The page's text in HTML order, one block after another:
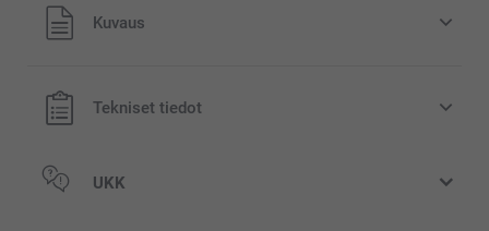
Kaikki hinnat ovat euroina, sisältävät arvonlisäveron ja
eivät sisällä postikuluja.
Kuvaus
Tekniset tiedot
UKK